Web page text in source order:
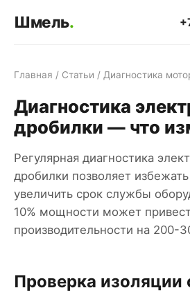
Шмель.
Главная / Статьи / Диагностика
Диагностика
дробилки — что
Регулярная диагностика
дробилки позволяет
увеличить срок службы
10% мощности может
производительности на 200-
Проверка изоляции